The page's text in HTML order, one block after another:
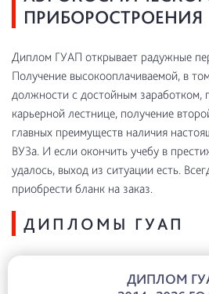
ПРИБОРОСТРОЕНИЯ
Диплом ГУАП открывает радужные
Получение высокооплачиваемой, в
должности с достойным заработком,
карьерной лестнице, получение
главных преимуществ наличия
ВУЗа. И если окончить учебу в
удалось, выход из ситуации есть.
приобрести бланк на заказ.
ДИПЛОМЫ ГУАП
ДИПЛОМ